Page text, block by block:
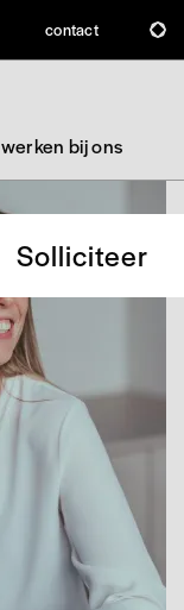
contact
werken bij ons
Solliciteer